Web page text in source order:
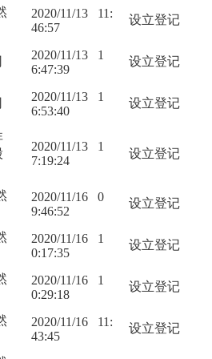
2020/11/13   11:
46:57
设立登记
2020/11/13   1
6:47:39
设立登记
2020/11/13   1
6:53:40
设立登记
2020/11/13   1
7:19:24
设立登记
2020/11/16   0
9:46:52
设立登记
2020/11/16   1
0:17:35
设立登记
2020/11/16   1
0:29:18
设立登记
2020/11/16   11:
43:45
设立登记